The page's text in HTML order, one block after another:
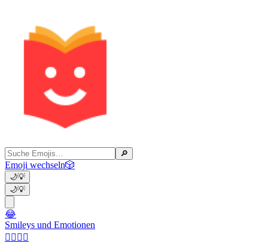
🔎
Emoji wechseln🎲
🌙💡
🌙💡
😂
Smileys und Emotionen
👩‍❤️‍💋‍👨